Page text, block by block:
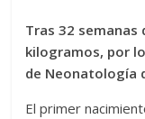
Tras 32 semanas
kilogramos, por
de Neonatología
El primer